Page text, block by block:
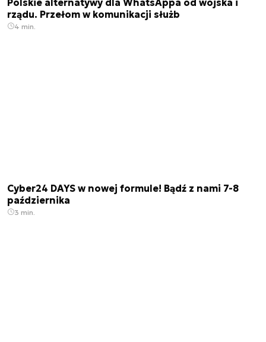
rządu. Przełom w komunikacji służb
4 min.
Cyber24 DAYS w nowej formule! Bądź z nami 7-8
października
3 min.